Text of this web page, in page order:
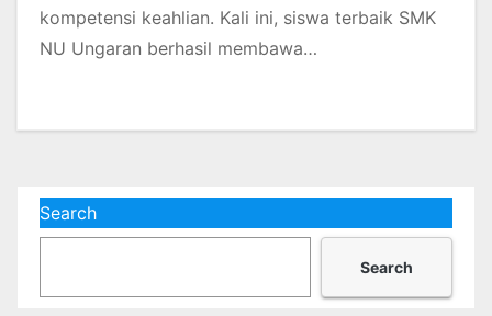
kompetensi keahlian. Kali ini, siswa terbaik SMK
NU Ungaran berhasil membawa…
Search
Search